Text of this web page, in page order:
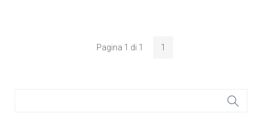
Pagina 1 di 1 1